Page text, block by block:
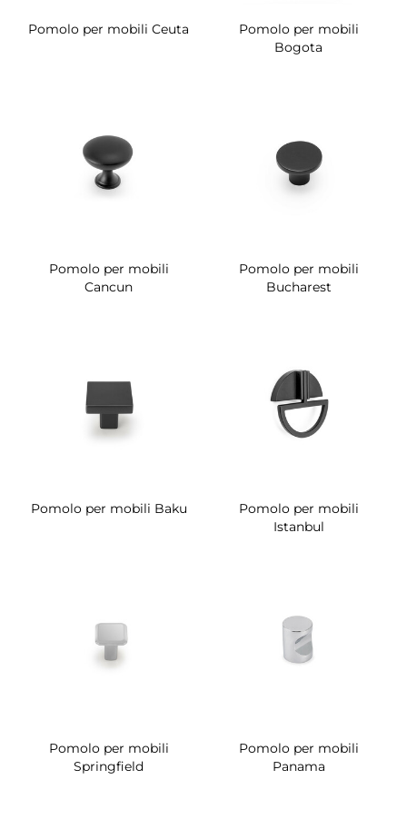
Pomolo per mobili Ceuta
Pomolo per mobili
Bogota
Pomolo per mobili
Cancun
Pomolo per mobili
Bucharest
Pomolo per mobili Baku
Pomolo per mobili
Istanbul
Pomolo per mobili
Springfield
Pomolo per mobili
Panama